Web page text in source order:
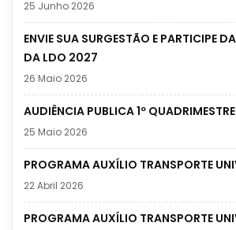
25 Junho 2026
ENVIE SUA SURGESTÃO E PARTICIPE
DA LDO 2027
26 Maio 2026
AUDIÊNCIA PUBLICA 1º
25 Maio 2026
PROGRAMA AUXÍLIO TRANSPORTE
22 Abril 2026
PROGRAMA AUXÍLIO TRANSPORTE